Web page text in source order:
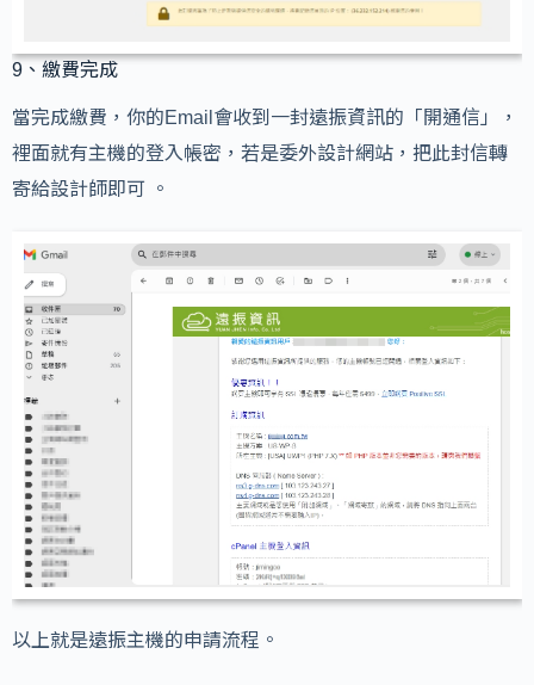
9、繳費完成
當完成繳費，你的Email會收到一封遠振資訊的「開通信」，
裡面就有主機的登入帳密，若是委外設計網站，把此封信轉
寄給設計師即可 。
以上就是遠振主機的申請流程。